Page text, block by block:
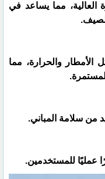
مما يساعد في
الأمطار والحرارة، مما
من سلامة المباني.
عمليًا للمستخدمين.